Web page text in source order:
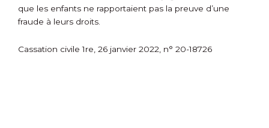
que les enfants ne rapportaient pas la preuve d’une
fraude à leurs droits.
Cassation civile 1re, 26 janvier 2022, n° 20-18726